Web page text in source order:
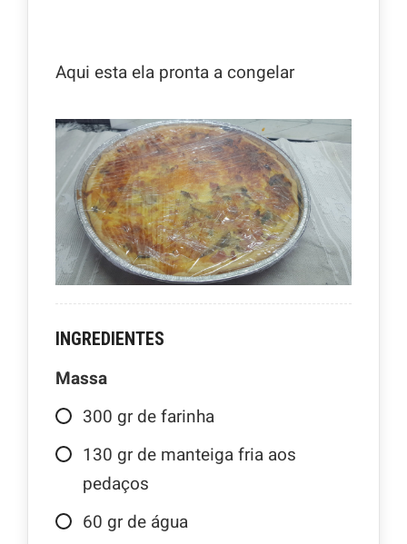
Aqui esta ela pronta a congelar
INGREDIENTES
Massa
300 gr de farinha
130 gr de manteiga fria aos
pedaços
60 gr de água